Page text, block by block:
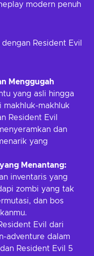
modern penuh
Resident Evil
Menggugah
yang asli hingga
makhluk-makhluk
Resident Evil
dan
yang
Menantang:
inventaris yang
zombi yang tak
dan bos
Evil dari
adventure dalam
Resident Evil 5